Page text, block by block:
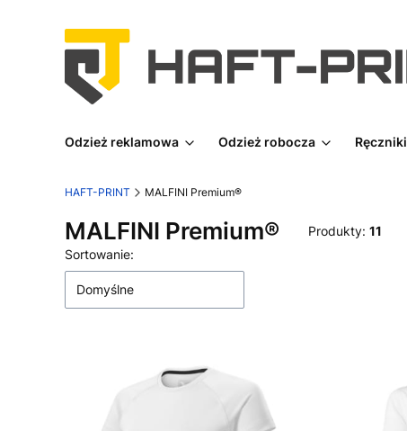
Odzież reklamowa Odzież robocza Ręczniki
HAFT-PRINT MALFINI Premium®
MALFINI Premium® Produkty: 11
Lista produktów
Sortowanie:
Domyślne